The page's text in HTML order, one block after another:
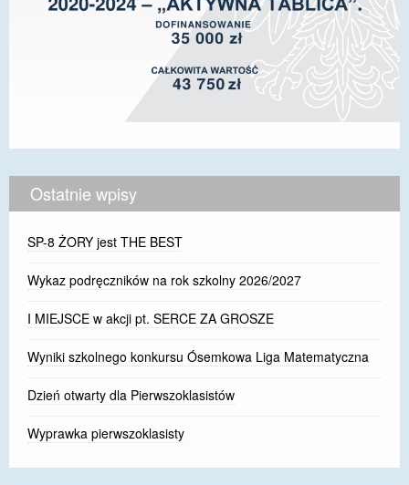
Ostatnie wpisy
SP-8 ŻORY jest THE BEST
Wykaz podręczników na rok szkolny 2026/2027
I MIEJSCE w akcji pt. SERCE ZA GROSZE
Wyniki szkolnego konkursu Ósemkowa Liga Matematyczna
Dzień otwarty dla Pierwszoklasistów
Wyprawka pierwszoklasisty